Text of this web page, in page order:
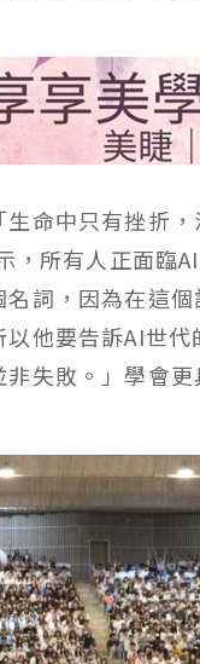
生命中只有挫折
，所有人正面臨
詞，因為在這
他要告訴AI世
失敗。」學會